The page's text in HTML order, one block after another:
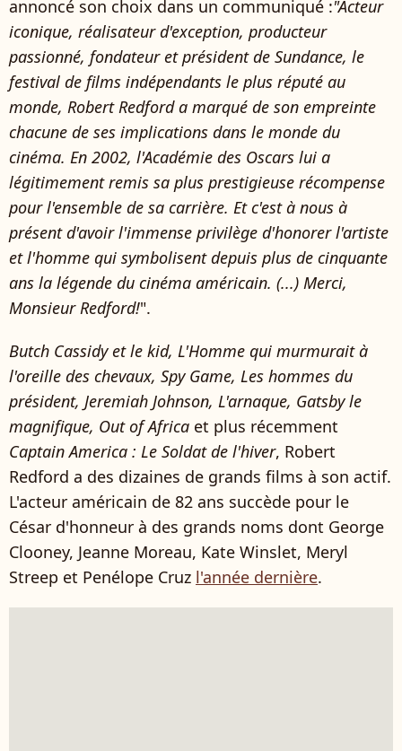
annoncé son choix dans un communiqué :"Acteur
iconique, réalisateur d'exception, producteur
passionné, fondateur et président de Sundance, le
festival de films indépendants le plus réputé au
monde, Robert Redford a marqué de son empreinte
chacune de ses implications dans le monde du
cinéma. En 2002, l'Académie des Oscars lui a
légitimement remis sa plus prestigieuse récompense
pour l'ensemble de sa carrière. Et c'est à nous à
présent d'avoir l'immense privilège d'honorer l'artiste
et l'homme qui symbolisent depuis plus de cinquante
ans la légende du cinéma américain. (...) Merci,
Monsieur Redford!".
Butch Cassidy et le kid, L'Homme qui murmurait à
l'oreille des chevaux, Spy Game, Les hommes du
président, Jeremiah Johnson, L'arnaque, Gatsby le
magnifique, Out of Africa et plus récemment
Captain America : Le Soldat de l'hiver, Robert
Redford a des dizaines de grands films à son actif.
L'acteur américain de 82 ans succède pour le
César d'honneur à des grands noms dont George
Clooney, Jeanne Moreau, Kate Winslet, Meryl
Streep et Penélope Cruz l'année dernière.